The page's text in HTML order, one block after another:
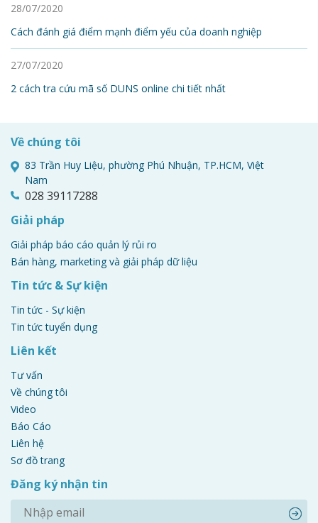
28/07/2020
Cách đánh giá điểm mạnh điểm yếu của doanh nghiệp
27/07/2020
2 cách tra cứu mã số DUNS online chi tiết nhất
Về chúng tôi
83 Trần Huy Liệu, phường Phú Nhuận, TP.HCM, Việt
Nam
028 39117288
Giải pháp
Giải pháp báo cáo quản lý rủi ro
Bán hàng, marketing và giải pháp dữ liệu
Tin tức & Sự kiện
Tin tức - Sự kiện
Tin tức tuyển dụng
Liên kết
Tư vấn
Về chúng tôi
Video
Báo Cáo
Liên hệ
Sơ đồ trang
Đăng ký nhận tin